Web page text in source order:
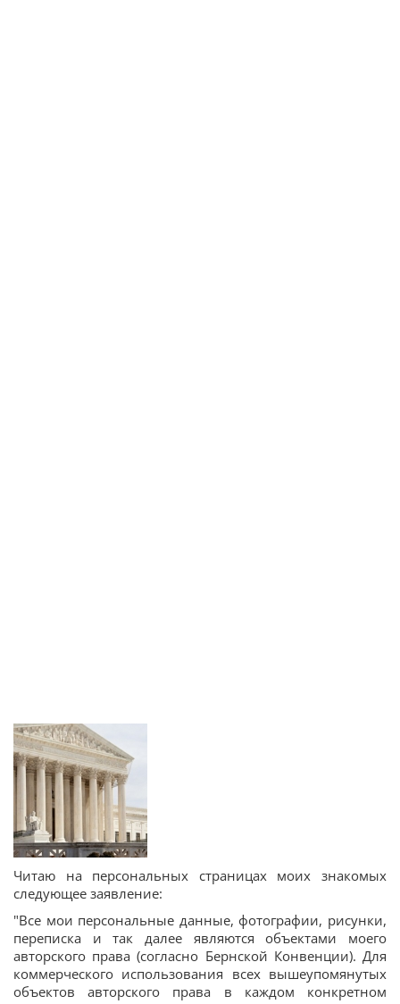
Читаю на персональных страницах моих знакомых
следующее заявление:
"Все мои персональные данные, фотографии, рисунки,
переписка и так далее являются объектами моего
авторского права (согласно Бернской Конвенции). Для
коммерческого использования всех вышеупомянутых
объектов авторского права в каждом конкретном